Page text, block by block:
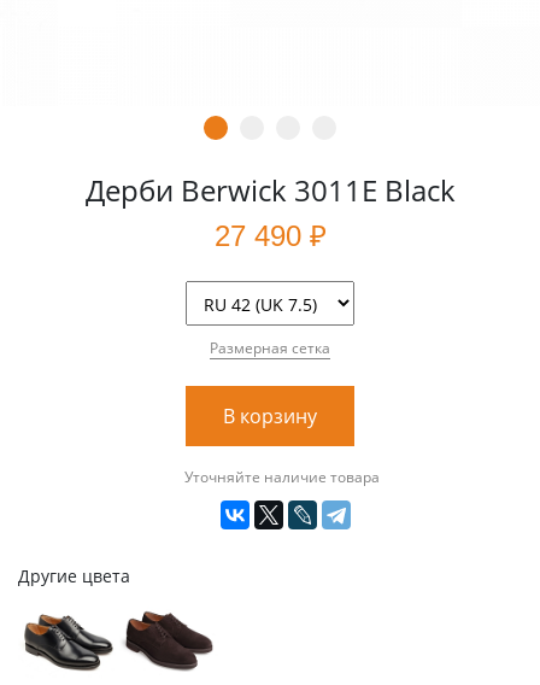
Дерби Berwick 3011E Black
27 490 ₽
Размерная сетка
В корзину
Уточняйте наличие товара
Другие цвета